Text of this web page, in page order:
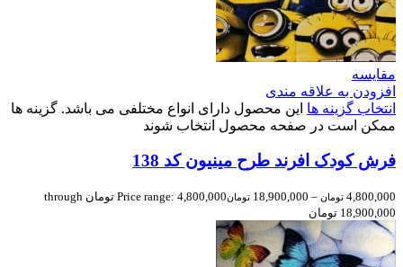
مقایسه
افزودن به علاقه مندی
انتخاب گزینه ها این محصول دارای انواع مختلفی می باشد. گزینه ها
ممکن است در صفحه محصول انتخاب شوند
فرش کودک افرند طرح مینیون کد 138
4,800,000 تومان –
18,900,000 تومان
Price range: 4,800,000 تومان through
18,900,000 تومان